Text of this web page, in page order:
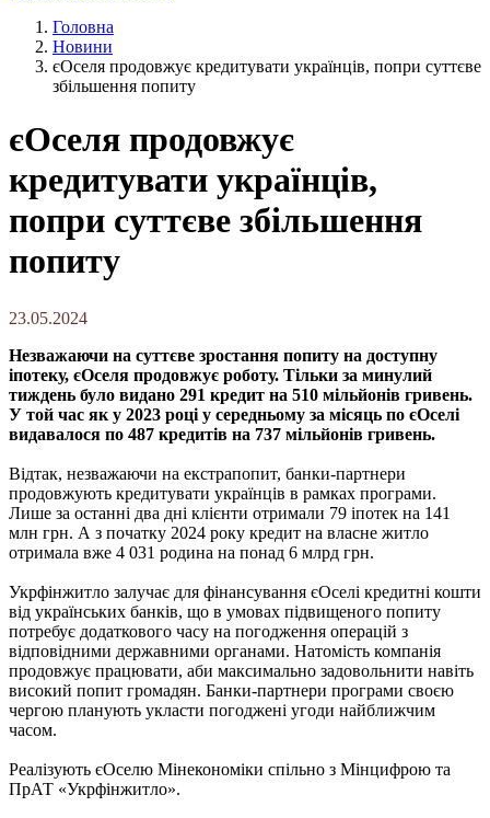
Головна
Новини
єОселя продовжує кредитувати українців, попри суттєве
збільшення попиту
єОселя продовжує
кредитувати українців,
попри суттєве збільшення
попиту
23.05.2024
Незважаючи на суттєве зростання попиту на доступну
іпотеку, єОселя продовжує роботу. Тільки за минулий
тиждень було видано 291 кредит на 510 мільйонів гривень.
У той час як у 2023 році у середньому за місяць по єОселі
видавалося по 487 кредитів на 737 мільйонів гривень.
Відтак, незважаючи на екстрапопит, банки-партнери
продовжують кредитувати українців в рамках програми.
Лише за останні два дні клієнти отримали 79 іпотек на 141
млн грн. А з початку 2024 року кредит на власне житло
отримала вже 4 031 родина на понад 6 млрд грн.
Укрфінжитло залучає для фінансування єОселі кредитні кошти
від українських банків, що в умовах підвищеного попиту
потребує додаткового часу на погодження операцій з
відповідними державними органами. Натомість компанія
продовжує працювати, аби максимально задовольнити навіть
високий попит громадян. Банки-партнери програми своєю
чергою планують укласти погоджені угоди найближчим
часом.
Реалізують єОселю Мінекономіки спільно з Мінцифрою та
ПрАТ «Укрфінжитло».